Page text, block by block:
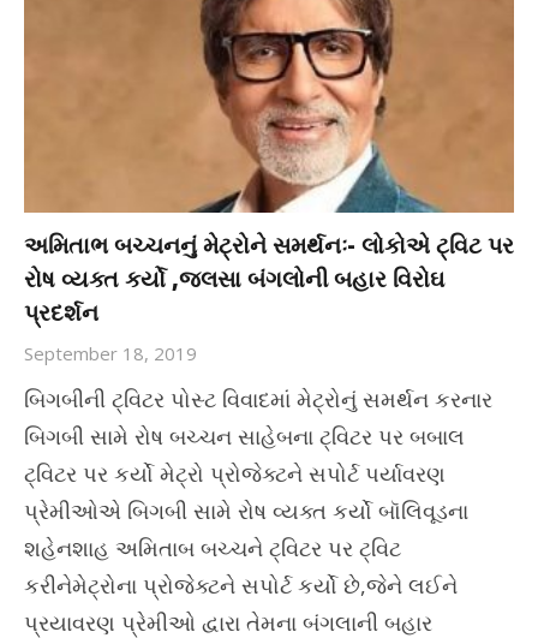
અમિતાભ બચ્ચનનું મેટ્રોને સમર્થનઃ- લોકોએ ટ્વિટ પર
રોષ વ્યક્ત કર્યો ,જલસા બંગલોની બહાર વિરોઘ
પ્રદર્શન
September 18, 2019
બિગબીની ટ્વિટર પોસ્ટ વિવાદમાં મેટ્રોનું સમર્થન કરનાર
બિગબી સામે રોષ બચ્ચન સાહેબના ટ્વિટર પર બબાલ
ટ્વિટર પર કર્યો મેટ્રો પ્રોજેક્ટને સપોર્ટ પર્યાવરણ
પ્રેમીઓએ બિગબી સામે રોષ વ્યક્ત કર્યો બૉલિવૂડના
શહેનશાહ અમિતાબ બચ્ચને ટ્વિટર પર ટ્વિટ
કરીનેમેટ્રોના પ્રોજેક્ટને સપોર્ટ કર્યો છે,જેને લઈને
પ્રયાવરણ પ્રેમીઓ દ્વારા તેમના બંગલાની બહાર